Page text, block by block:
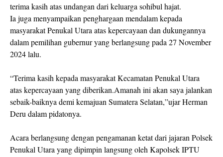
terima kasih atas undangan dari keluarga sohibul hajat.
Ia juga menyampaikan penghargaan mendalam kepada
masyarakat Penukal Utara atas kepercayaan dan dukungannya
dalam pemilihan gubernur yang berlangsung pada 27 November
2024 lalu.
“Terima kasih kepada masyarakat Kecamatan Penukal Utara
atas kepercayaan yang diberikan.Amanah ini akan saya jalankan
sebaik-baiknya demi kemajuan Sumatera Selatan,”ujar Herman
Deru dalam pidatonya.
Acara berlangsung dengan pengamanan ketat dari jajaran Polsek
Penukal Utara yang dipimpin langsung oleh Kapolsek IPTU